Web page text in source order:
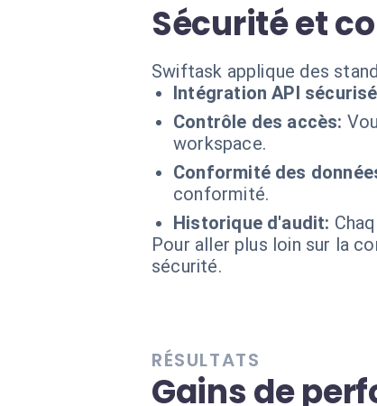
Sécurité et
Swiftask applique des
Intégration API
Contrôle des accès:
workspace.
Conformité des
conformité.
Historique d'audit:
Pour aller plus loin sur la
sécurité.
RÉSULTATS
Gains de